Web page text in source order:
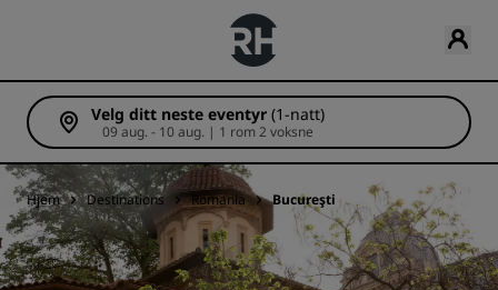
Velg ditt neste eventyr (1-natt)
09 aug. - 10 aug. | 1 rom 2 voksne
Hjem Destinations Romania Bucureşti